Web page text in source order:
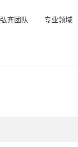
弘齐团队 专业领域